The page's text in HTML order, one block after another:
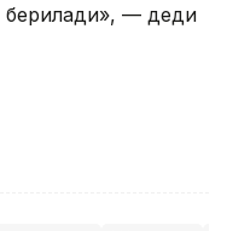
берилади», — деди